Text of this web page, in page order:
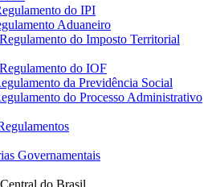
do IPI
Aduaneiro
do Imposto Territorial
do IOF
da Previdência Social
do Processo Administrativo
Governamentais
do Brasil